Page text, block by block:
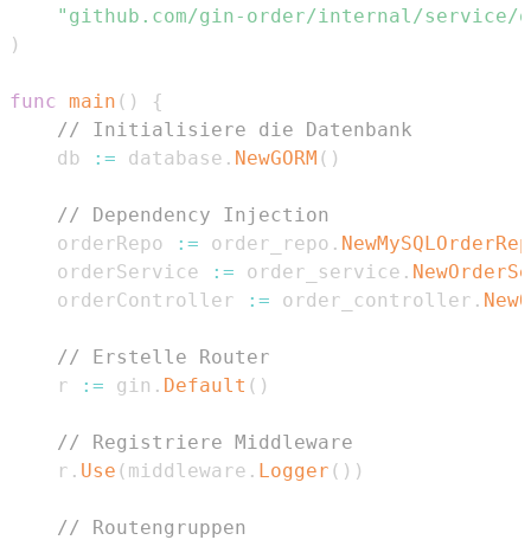
"github.com/gin-order/internal/service/
)
func main ( )
{
// Initialisiere die Datenbank
    db
:= database . NewGORM ( )
// Dependency Injection
    orderRepo
:= order_repo .
    orderService
:= order_service .
    orderController
:= order_controller .
// Erstelle Router
    r
:= gin . Default ( )
// Registriere Middleware
    r
. Use ( middleware . Logger ( ) )
// Routengruppen